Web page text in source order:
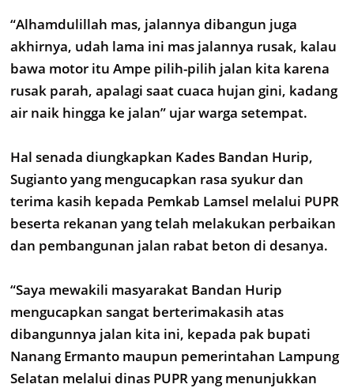
“Alhamdulillah mas, jalannya dibangun juga
akhirnya, udah lama ini mas jalannya rusak, kalau
bawa motor itu Ampe pilih-pilih jalan kita karena
rusak parah, apalagi saat cuaca hujan gini, kadang
air naik hingga ke jalan” ujar warga setempat.
Hal senada diungkapkan Kades Bandan Hurip,
Sugianto yang mengucapkan rasa syukur dan
terima kasih kepada Pemkab Lamsel melalui PUPR
beserta rekanan yang telah melakukan perbaikan
dan pembangunan jalan rabat beton di desanya.
“Saya mewakili masyarakat Bandan Hurip
mengucapkan sangat berterimakasih atas
dibangunnya jalan kita ini, kepada pak bupati
Nanang Ermanto maupun pemerintahan Lampung
Selatan melalui dinas PUPR yang menunjukkan